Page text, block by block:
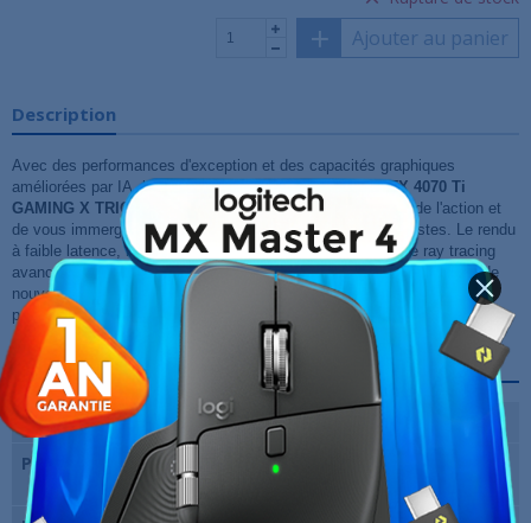
Ajouter au panier
Description
Avec des performances d'exception et des capacités graphiques
améliorées par IA, lacarte graphique MSI GeForce RTX 4070 Ti
GAMING X TRIO 12G
vous permettra de plonger au cœur de l'action et
de vous immerger dans des jeux aux graphismes ultra-réalistes. Le rendu
à faible latence, les fréquences d'images ultra-élevées et le ray tracing
avancé vous permettront de jouer comme jamais auparavant. Enfin, de
nouvelles méthodes révolutionnaires pour créer du contenu vous
permettront d'accélérer vos workflows de manière totalement inédite.
Fiche technique
Marque du chipset
Nvidia
Puce graphique
NVIDIA GeForce RTX 4070 Ti 12Go